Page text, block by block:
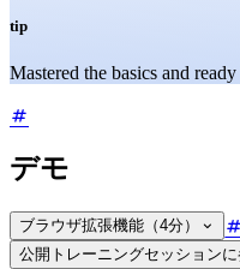
tip
Mastered the basics and
デモ
ブラウザ拡張機能（4分）
公開トレーニングセッションに